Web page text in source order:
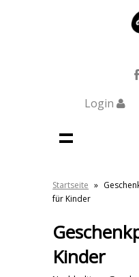
Login
Startseite »
für Kinder
Kinder